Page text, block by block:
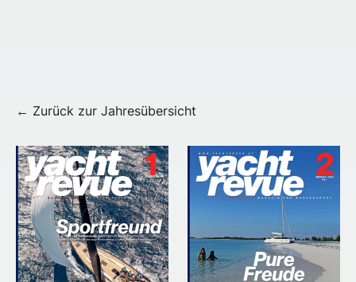
← Zurück zur Jahresübersicht